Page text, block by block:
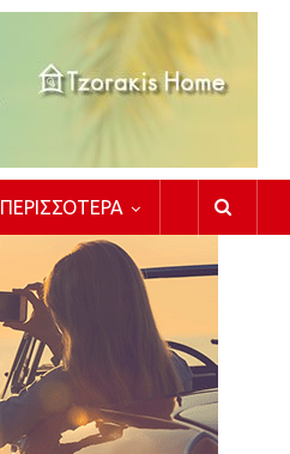
ΠΕΡΙΣΣΌΤΕΡΑ